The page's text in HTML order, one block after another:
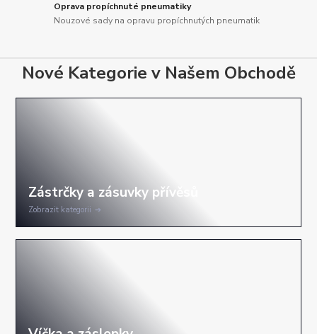
Oprava propíchnuté pneumatiky
Nouzové sady na opravu propíchnutých pneumatik
Nové Kategorie v Našem Obchodě
Zobrazit kategorii